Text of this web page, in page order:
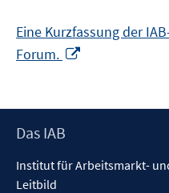
Eine Kurzfassung der
Forum.
öffnen
Footer
Das IAB
Institut für Arbeitsmarkt-
Leitbild